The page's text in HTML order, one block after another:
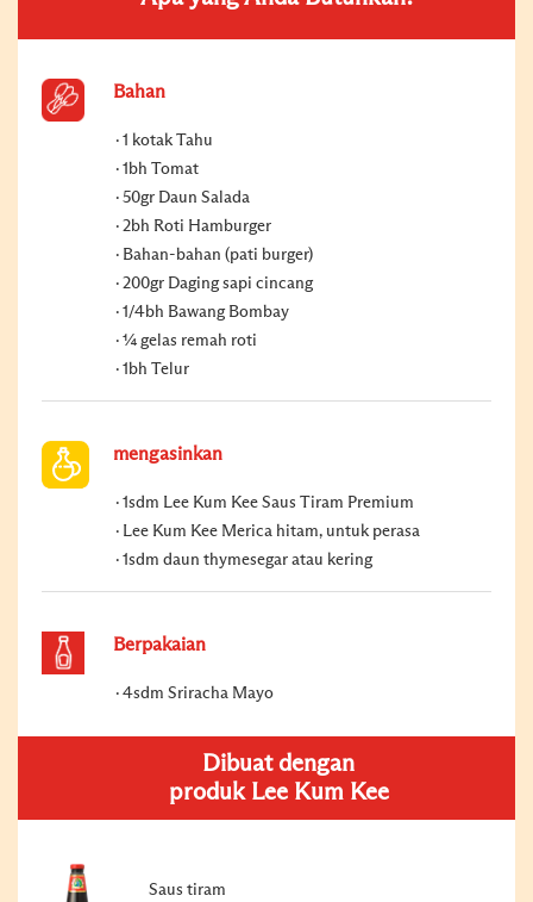
Bahan
1 kotak Tahu
1bh Tomat
50gr Daun Salada
2bh Roti Hamburger
Bahan-bahan (pati burger)
200gr Daging sapi cincang
1/4bh Bawang Bombay
¼ gelas remah roti
1bh Telur
mengasinkan
1sdm Lee Kum Kee Saus Tiram Premium
Lee Kum Kee Merica hitam, untuk perasa
1sdm daun thymesegar atau kering
Berpakaian
4sdm Sriracha Mayo
Dibuat dengan
produk Lee Kum Kee
Saus tiram